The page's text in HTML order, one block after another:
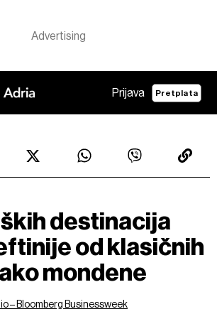
Prijava Pretplata
destinacija
od klasičnih
mondene
– Bloomberg Businessweek